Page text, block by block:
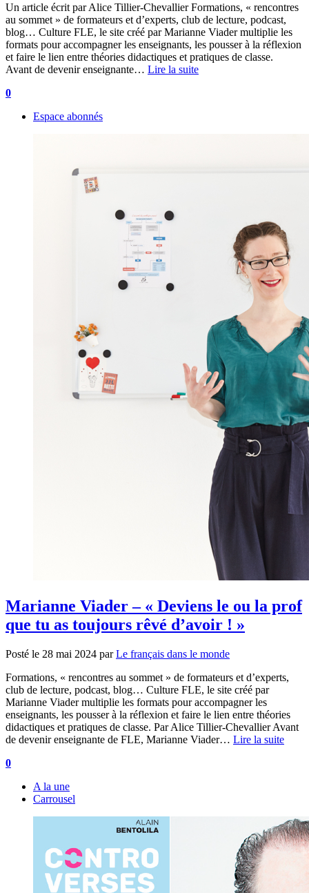
Un article écrit par Alice Tillier-Chevallier Formations, « rencontres
au sommet » de formateurs et d’experts, club de lecture, podcast,
blog… Culture FLE, le site créé par Marianne Viader multiplie les
formats pour accompagner les enseignants, les pousser à la réflexion
et faire le lien entre théories didactiques et pratiques de classe.
Avant de devenir enseignante… Lire la suite
0
Espace abonnés
Marianne Viader – « Deviens le ou la prof
que tu as toujours rêvé d’avoir ! »
Posté le 28 mai 2024 par Le français dans le monde
Formations, « rencontres au sommet » de formateurs et d’experts,
club de lecture, podcast, blog… Culture FLE, le site créé par
Marianne Viader multiplie les formats pour accompagner les
enseignants, les pousser à la réflexion et faire le lien entre théories
didactiques et pratiques de classe. Par Alice Tillier-Chevallier Avant
de devenir enseignante de FLE, Marianne Viader… Lire la suite
0
A la une
Carrousel